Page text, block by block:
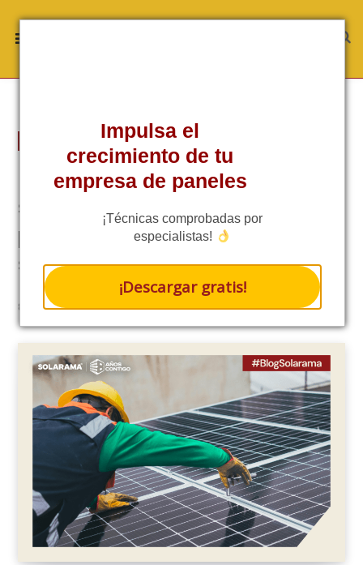
Impulsa el
crecimiento de tu
empresa de paneles
¡Técnicas comprobadas por
especialistas!
¡Descargar gratis!
Interconexión de sistemas
solares con CFE: normativas
para instaladores de paneles
solares
8 MINS READ